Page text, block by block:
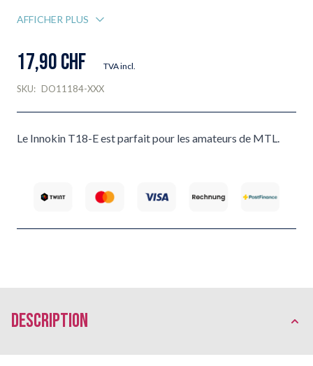
AFFICHER PLUS
17,90 CHF TVA incl.
SKU: DO11184-XXX
Le Innokin T18-E est parfait pour les amateurs de MTL.
Description